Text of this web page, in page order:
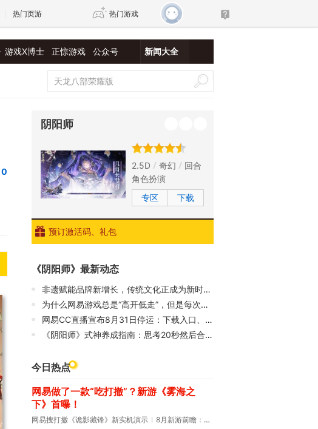
热门页游 热门游戏
新仙侠5
游戏X博士 正惊游戏 公众号 新闻大全
0
阴阳师
2.5D 奇幻
回合
角色扮演
专区
下载
预订激活码、礼包
《阴阳师》最新动态
非遗赋能品牌新增长，传统文化正成为新时代流量密码
为什么网易游戏总是“高开低走”，但是每次出新游还是能炸？
网易CC直播宣布8月31日停运：下载入口、充值渠道关闭
《阴阳师》式神养成指南：思考20秒然后合守 免伤免控葛叶无敌
今日热点
网易做了一款“吃打撤”？新游《雾海之
下》首曝！
网易搜打撤《诡影藏锋》新实机演示 8月新游前瞻：《诡秘之主》领衔